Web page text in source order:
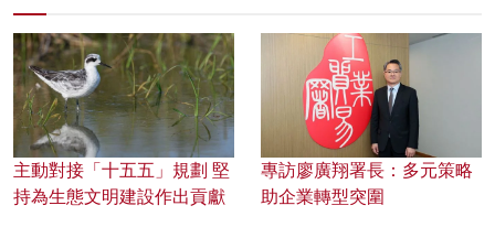
主動對接「十五五」規劃 堅
持為生態文明建設作出貢獻
專訪廖廣翔署長：多元策略
助企業轉型突圍